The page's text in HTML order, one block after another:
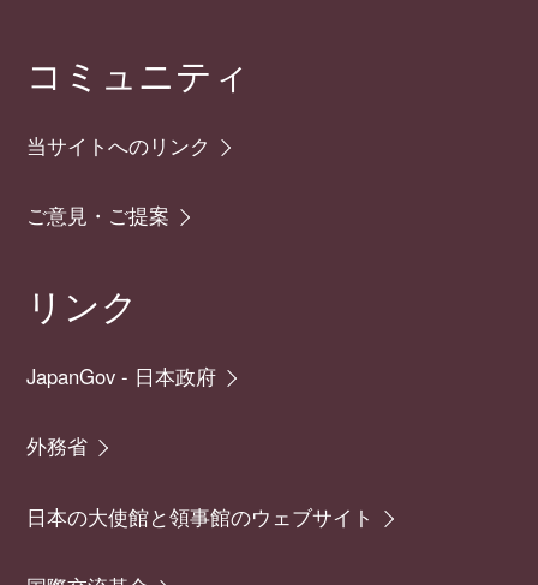
コミュニティ
当サイトへのリンク
ご意見・ご提案
リンク
JapanGov - 日本政府
外務省
日本の大使館と領事館のウェブサイト